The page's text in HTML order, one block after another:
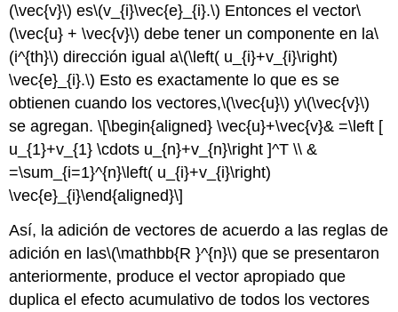
(\vec{v}\) es\(v_{i}\vec{e}_{i}.\) Entonces el vector\
(\vec{u} + \vec{v}\) debe tener un componente en la\
(i^{th}\) dirección igual a\(\left( u_{i}+v_{i}\right)
\vec{e}_{i}.\) Esto es exactamente lo que es se
obtienen cuando los vectores,\(\vec{u}\) y\(\vec{v}\)
se agregan.\[\begin{aligned} \vec{u}+\vec{v}& =\left [
u_{1}+v_{1} \cdots u_{n}+v_{n}\right ]^T \\ &
=\sum_{i=1}^{n}\left( u_{i}+v_{i}\right)
\vec{e}_{i}\end{aligned}\]
Así, la adición de vectores de acuerdo a las reglas de
adición en las\(\mathbb{R }^{n}\) que se presentaron
anteriormente, produce el vector apropiado que
duplica el efecto acumulativo de todos los vectores